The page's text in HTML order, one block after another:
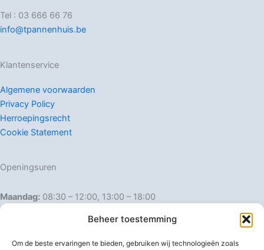
Beheer toestemming
Om de beste ervaringen te bieden, gebruiken wij technologieën zoals
Tel : 03 666 66 76
info@tpannenhuis.be
Klantenservice
Algemene voorwaarden
Privacy Policy
Herroepingsrecht
Cookie Statement
Openingsuren
Maandag: 08:30 – 12:00, 13:00 – 18:00
Dinsdag:
08:30 – 12:00, 13:00 – 18:00
Donderdag: 08:30 – 12:00, 13:00 – 18:00